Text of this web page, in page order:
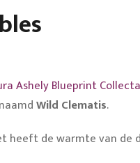
Ashely Blueprint
Wild Clematis.
heeft de warmte van de